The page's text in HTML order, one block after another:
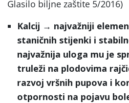
Glasilo biljne zaštite 5/2016)
Kalcij → najvažniji
staničnih stijenki i
najvažnija uloga mu je
truleži na plodovima
razvoj vršnih pupova i
otpornosti na pojavu